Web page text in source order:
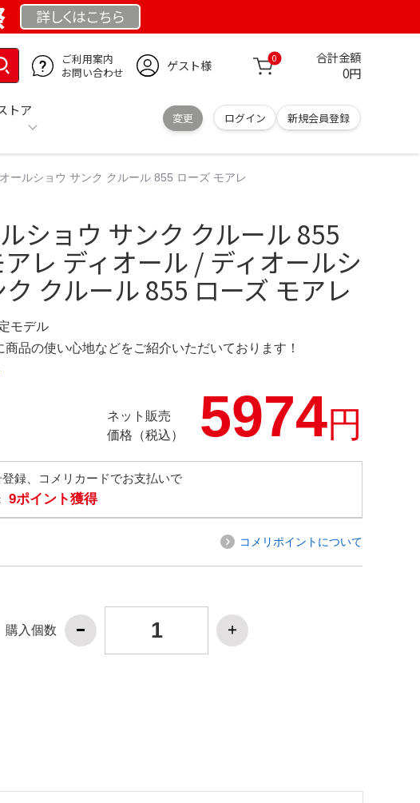
詳しくはこちら
ご利用案内
お問い合わせ
ゲスト様 0 合計金額
0円
トア
変更 ログイン 新規会員登録
ールショウ サンク クルール 855 ローズ モアレ
ショウ サンク クルール 855
レ ディオール / ディオールシ
ク クルール 855 ローズ モアレ
モデル
商品の使い心地などをご紹介いただいております！
ネット販売
価格（税込）
5974円
録、コメリカードでお支払いで
9ポイント獲得
コメリポイントについて
購入個数